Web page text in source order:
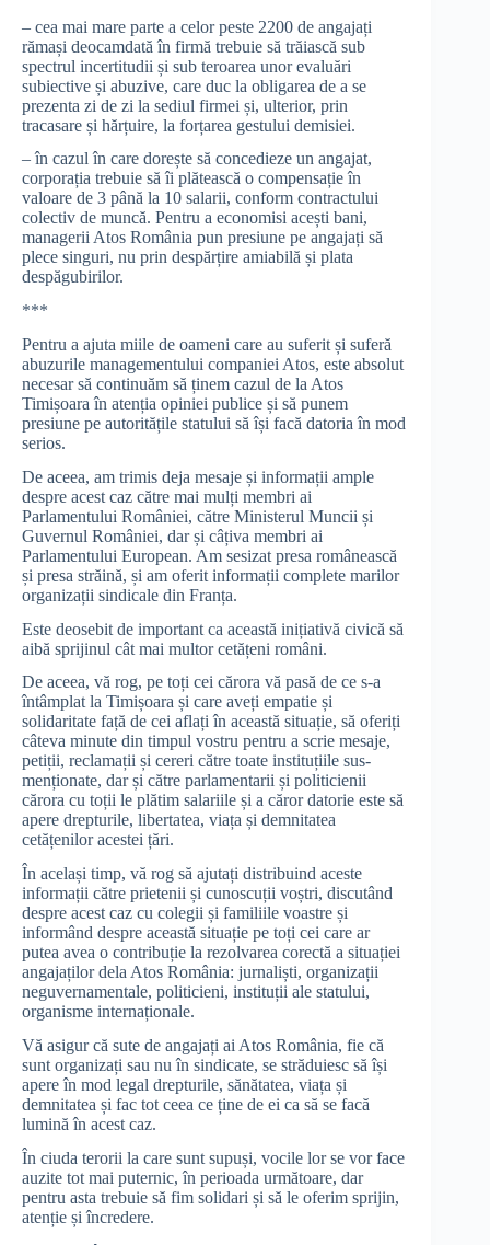
– cea mai mare parte a celor peste 2200 de angajați
rămași deocamdată în firmă trebuie să trăiască sub
spectrul incertitudii și sub teroarea unor evaluări
subiective și abuzive, care duc la obligarea de a se
prezenta zi de zi la sediul firmei și, ulterior, prin
tracasare și hărțuire, la forțarea gestului demisiei.
– în cazul în care dorește să concedieze un angajat,
corporația trebuie să îi plătească o compensație în
valoare de 3 până la 10 salarii, conform contractului
colectiv de muncă. Pentru a economisi acești bani,
managerii Atos România pun presiune pe angajați să
plece singuri, nu prin despărțire amiabilă și plata
despăgubirilor.
***
Pentru a ajuta miile de oameni care au suferit și suferă
abuzurile managementului companiei Atos, este absolut
necesar să continuăm să ținem cazul de la Atos
Timișoara în atenția opiniei publice și să punem
presiune pe autoritățile statului să își facă datoria în mod
serios.
De aceea, am trimis deja mesaje și informații ample
despre acest caz către mai mulți membri ai
Parlamentului României, către Ministerul Muncii și
Guvernul României, dar și câțiva membri ai
Parlamentului European. Am sesizat presa românească
și presa străină, și am oferit informații complete marilor
organizații sindicale din Franța.
Este deosebit de important ca această inițiativă civică să
aibă sprijinul cât mai multor cetățeni români.
De aceea, vă rog, pe toți cei cărora vă pasă de ce s-a
întâmplat la Timișoara și care aveți empatie și
solidaritate față de cei aflați în această situație, să oferiți
câteva minute din timpul vostru pentru a scrie mesaje,
petiții, reclamații și cereri către toate instituțiile sus-
menționate, dar și către parlamentarii și politicienii
cărora cu toții le plătim salariile și a căror datorie este să
apere drepturile, libertatea, viața și demnitatea
cetățenilor acestei țări.
În același timp, vă rog să ajutați distribuind aceste
informații către prietenii și cunoscuții voștri, discutând
despre acest caz cu colegii și familiile voastre și
informând despre această situație pe toți cei care ar
putea avea o contribuție la rezolvarea corectă a situației
angajaților dela Atos România: jurnaliști, organizații
neguvernamentale, politicieni, instituții ale statului,
organisme internaționale.
Vă asigur că sute de angajați ai Atos România, fie că
sunt organizați sau nu în sindicate, se străduiesc să își
apere în mod legal drepturile, sănătatea, viața și
demnitatea și fac tot ceea ce ține de ei ca să se facă
lumină în acest caz.
În ciuda terorii la care sunt supuși, vocile lor se vor face
auzite tot mai puternic, în perioada următoare, dar
pentru asta trebuie să fim solidari și să le oferim sprijin,
atenție și încredere.